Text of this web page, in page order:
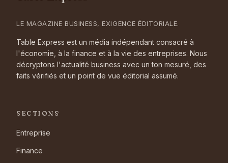
LE MAGAZINE BUSINESS, EXIGENCE ÉDITORIALE.
Table Express est un média indépendant consacré à
l'économie, à la finance et à la vie des entreprises. Nous
décryptons l'actualité business avec un ton mesuré, des
faits vérifiés et un point de vue éditorial assumé.
SECTIONS
Entreprise
Finance